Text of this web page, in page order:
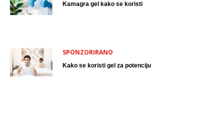
Kamagra gel kako se koristi
SPONZORIRANO
Kako se koristi gel za potenciju